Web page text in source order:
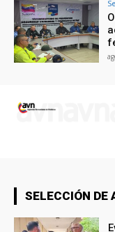
SELECCIÓN DE